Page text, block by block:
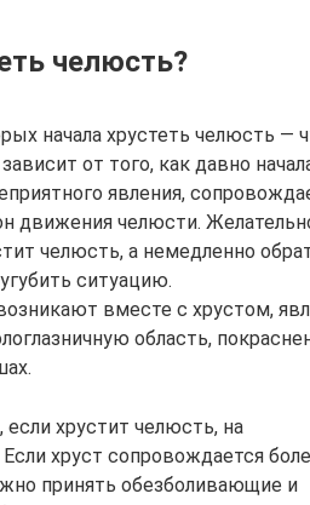
челюсть?
начала хрустеть челюсть —
от того, как давно
явления,
движения челюсти.
челюсть, а немедленно
ситуацию.
вместе с хрустом,
область,
хрустит челюсть, на
хруст сопровождается
принять обезболивающие и